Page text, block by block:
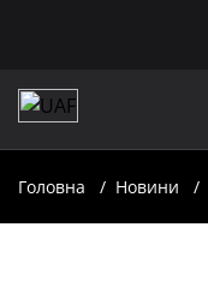
Головна Новини